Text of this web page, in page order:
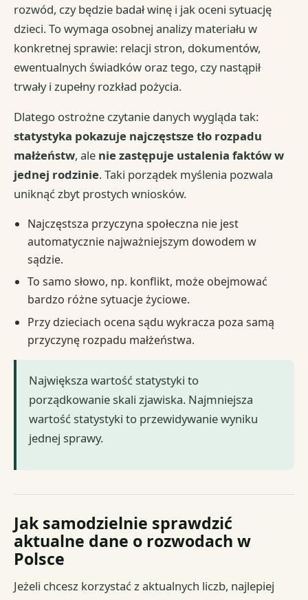
rozwód, czy będzie badał winę i jak oceni sytuację
dzieci. To wymaga osobnej analizy materiału w
konkretnej sprawie: relacji stron, dokumentów,
ewentualnych świadków oraz tego, czy nastąpił
trwały i zupełny rozkład pożycia.
Dlatego ostrożne czytanie danych wygląda tak:
statystyka pokazuje najczęstsze tło rozpadu
małżeństw, ale nie zastępuje ustalenia faktów w
jednej rodzinie. Taki porządek myślenia pozwala
uniknąć zbyt prostych wniosków.
Najczęstsza przyczyna społeczna nie jest
automatycznie najważniejszym dowodem w
sądzie.
To samo słowo, np. konflikt, może obejmować
bardzo różne sytuacje życiowe.
Przy dzieciach ocena sądu wykracza poza samą
przyczynę rozpadu małżeństwa.
Największa wartość statystyki to
porządkowanie skali zjawiska. Najmniejsza
wartość statystyki to przewidywanie wyniku
jednej sprawy.
Jak samodzielnie sprawdzić
aktualne dane o rozwodach w
Polsce
Jeżeli chcesz korzystać z aktualnych liczb, najlepiej